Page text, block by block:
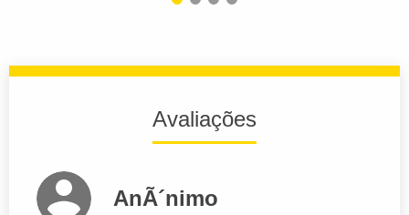
Avaliações
AnÃ´nimo